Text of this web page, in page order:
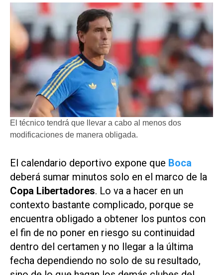
El técnico tendrá que llevar a cabo al menos dos
modificaciones de manera obligada.
El calendario deportivo expone que Boca
deberá sumar minutos solo en el marco de la
Copa Libertadores. Lo va a hacer en un
contexto bastante complicado, porque se
encuentra obligado a obtener los puntos con
el fin de no poner en riesgo su continuidad
dentro del certamen y no llegar a la última
fecha dependiendo no solo de su resultado,